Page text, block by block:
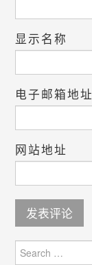
显示名称
电子邮箱地址
网站地址
for: